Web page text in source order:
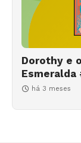
Dorothy e
há 3 meses